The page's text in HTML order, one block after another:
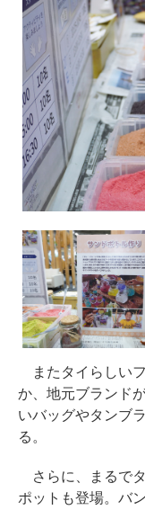
またタイらしい
か、地元ブランド
いバッグやタンブ
る。
さらに、まるで
ポットも登場。バ